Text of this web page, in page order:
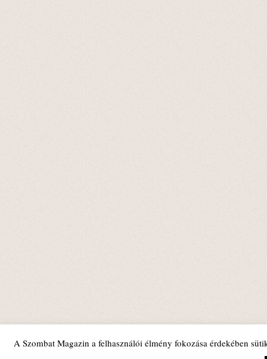
A Szombat Magazin a felhasználói élmény fokozása érdekében